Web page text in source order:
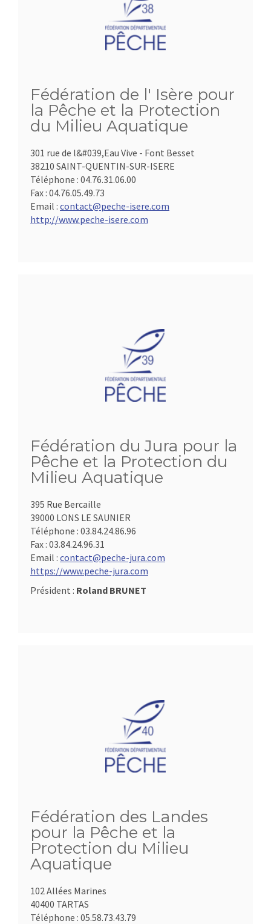
Fédération de l' Isère pour
la Pêche et la Protection
du Milieu Aquatique
301 rue de l&#039,Eau Vive - Font Besset
38210 SAINT-QUENTIN-SUR-ISERE
Téléphone : 04.76.31.06.00
Fax : 04.76.05.49.73
Email : contact@peche-isere.com
http://www.peche-isere.com
Fédération du Jura pour la
Pêche et la Protection du
Milieu Aquatique
395 Rue Bercaille
39000 LONS LE SAUNIER
Téléphone : 03.84.24.86.96
Fax : 03.84.24.96.31
Email : contact@peche-jura.com
https://www.peche-jura.com
Président : Roland BRUNET
Fédération des Landes
pour la Pêche et la
Protection du Milieu
Aquatique
102 Allées Marines
40400 TARTAS
Téléphone : 05.58.73.43.79